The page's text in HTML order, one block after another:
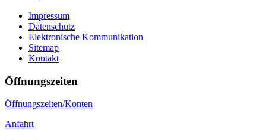
Impressum
Datenschutz
Elektronische Kommunikation
Sitemap
Kontakt
Öffnungszeiten
Öffnungszeiten/Konten
Anfahrt